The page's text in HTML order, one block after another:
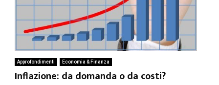
Approfondimenti Economia & Finanza
Inflazione: da domanda o da costi?